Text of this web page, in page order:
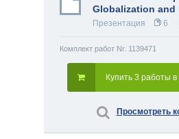
Globalization and
Презентация 6
Комплект работ Nr. 1139471
Купить 3 работы в
Просмотреть